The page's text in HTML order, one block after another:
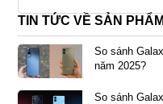
TIN TỨC VỀ SẢN PHẨM
So sánh
năm 2025?
So sánh